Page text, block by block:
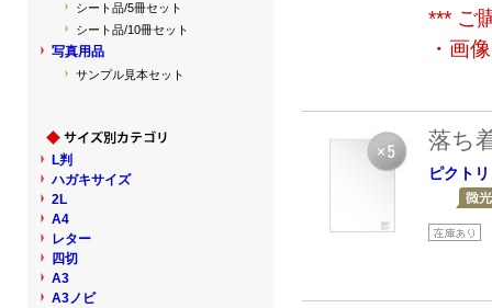
*** ご
・画
落ち
ピクト
シート品/5冊セット
シート品/10冊セット
写真用品
サンプル見本セット
L判
ハガキサイズ
2L
A4
レター
四切
A3
A3ノビ